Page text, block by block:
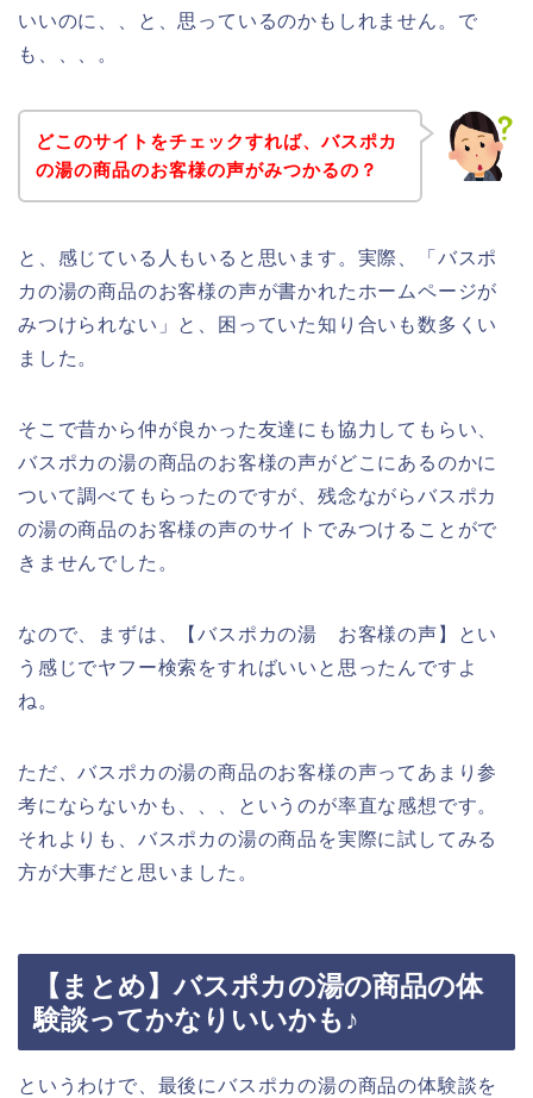
いいのに、、と、思っているのかもしれません。で
も、、、。
どこのサイトをチェックすれば、バスポカ
の湯の商品のお客様の声がみつかるの？
と、感じている人もいると思います。実際、「バスポ
カの湯の商品のお客様の声が書かれたホームページが
みつけられない」と、困っていた知り合いも数多くい
ました。
そこで昔から仲が良かった友達にも協力してもらい、
バスポカの湯の商品のお客様の声がどこにあるのかに
ついて調べてもらったのですが、残念ながらバスポカ
の湯の商品のお客様の声のサイトでみつけることがで
きませんでした。
なので、まずは、【バスポカの湯 お客様の声】とい
う感じでヤフー検索をすればいいと思ったんですよ
ね。
ただ、バスポカの湯の商品のお客様の声ってあまり参
考にならないかも、、、というのが率直な感想です。
それよりも、バスポカの湯の商品を実際に試してみる
方が大事だと思いました。
【まとめ】バスポカの湯の商品の体
験談ってかなりいいかも♪
というわけで、最後にバスポカの湯の商品の体験談を